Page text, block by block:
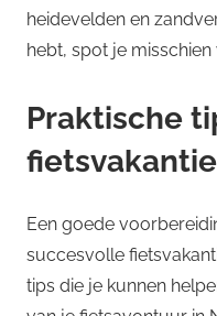
heidevelden en
hebt, spot je
Praktische
Een goede
succesvolle
tips die je kunnen